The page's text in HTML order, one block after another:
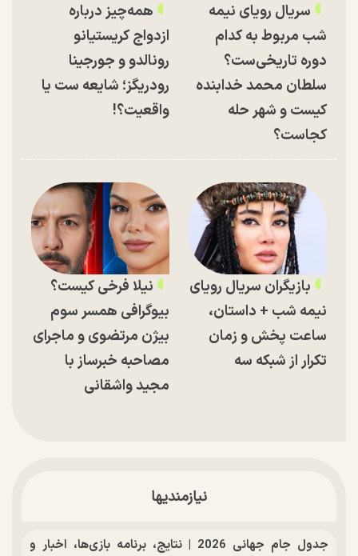
سریال رویای نیمه
شب مربوط به کدام
دوره تاریخی‌ست؟
سلطان محمد خدابنده
کیست و شهر حله
کجاست؟
همه‌چیز درباره
ازدواج کریستیانو
رونالدو و جورجینا
رودریگز؛ شایعه ست یا
واقعیت؟!
بازیگران سریال رویای
نیمه شب + داستان،
ساعت پخش و زمان
تکرار از شبکه سه
نیلا فرخی کیست؟
بیوگرافی همسر سوم
بیژن مرتضوی و ماجرای
مصاحبه خبرساز با
مجید واشقانی
نیازمندیها
جدول جام جهانی 2026 | نتایج، برنامه بازی‌ها، اخبار و